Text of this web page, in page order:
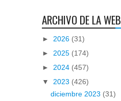
ARCHIVO DE LA WEB
► 2026 (31)
► 2025 (174)
► 2024 (457)
▼ 2023 (426)
diciembre 2023 (31)